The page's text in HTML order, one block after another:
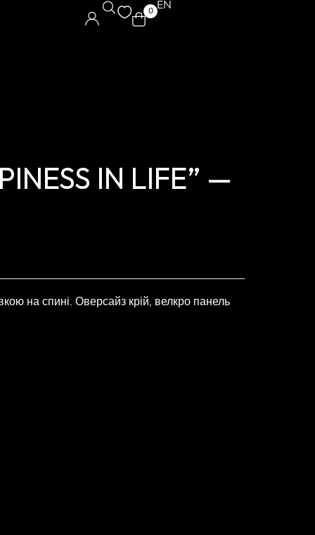
0 EN
IN LIFE” —
на спині. Оверсайз крій, велкро панель